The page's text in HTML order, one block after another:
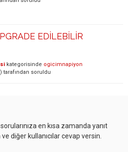
EDİLEBİLİR
kategorisinde ogicimnapiyon
tarafından soruldu
en kısa zamanda yanıt
diğer kullanıcılar cevap versin.